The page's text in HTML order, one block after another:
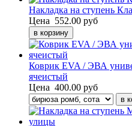
Накладка на ступень
Цена 552.00 руб
Коврик EVA / ЭВА
ячеистый
Цена 400.00 руб